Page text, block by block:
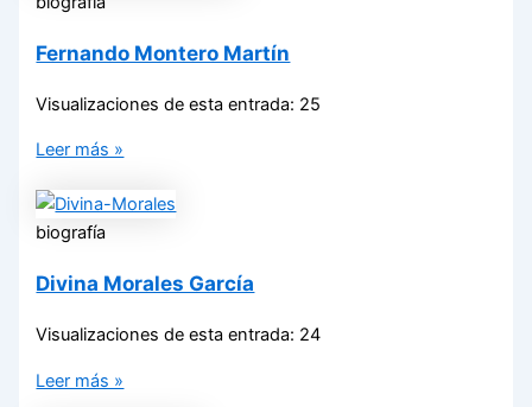
Fernando Montero Martín
Visualizaciones de esta entrada: 25
Leer más »
biografía
Divina Morales García
Visualizaciones de esta entrada: 24
Leer más »